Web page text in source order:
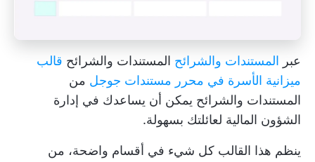
عبر المستندات والشرائح المستندات والشرائح قالب
ميزانية الأسرة في محرر مستندات جوجل من
المستندات والشرائح يمكن أن يساعدك في إدارة
الشؤون المالية لعائلتك بسهولة.
ينظم هذا القالب كل شيء في أقسام واضحة، من